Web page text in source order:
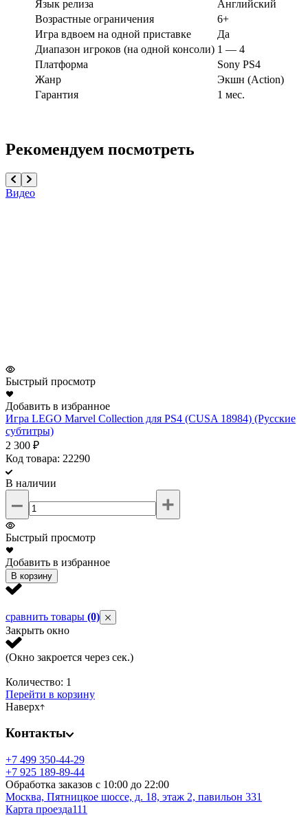
Язык релиза
Английский
Возрастные ограничения
6+
Игра вдвоем на одной приставке
Да
Диапазон игроков (на одной консоли) 1 — 4
Платформа
Sony PS4
Жанр
Экшн (Action)
Гарантия
1 мес.
Рекомендуем посмотреть
Видео
Быстрый просмотр
Добавить в избранное
Игра LEGO Marvel Collection для PS4 (CUSA 18984) (Русские
субтитры)
2 300 ₽
Код товара: 22290
В наличии
– +
Быстрый просмотр
Добавить в избранное
В корзину
сравнить товары (0)
Закрыть окно
(Окно закроется через сек.)
Количество: 1
Перейти в корзину
Наверх
Контакты
+7 499 350-44-29
+7 925 189-89-44
Обработка заказов с 10:00 до 22:00
Москва, Пятницкое шоссе, д. 18, этаж 2, павильон 331
Карта проезда111